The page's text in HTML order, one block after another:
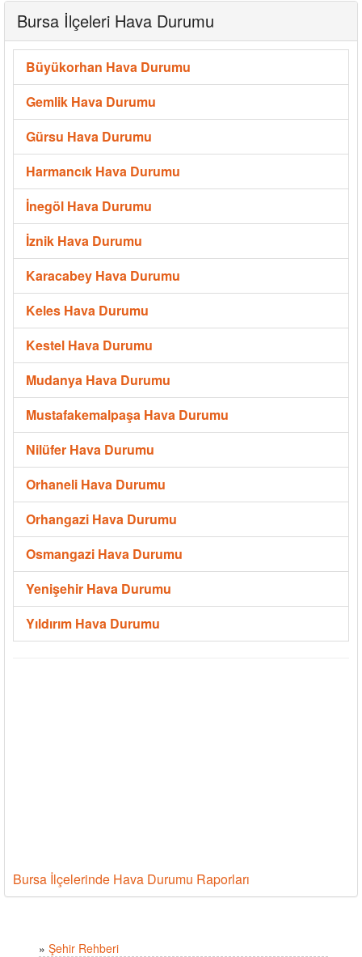
Bursa İlçeleri Hava Durumu
Büyükorhan Hava Durumu
Gemlik Hava Durumu
Gürsu Hava Durumu
Harmancık Hava Durumu
İnegöl Hava Durumu
İznik Hava Durumu
Karacabey Hava Durumu
Keles Hava Durumu
Kestel Hava Durumu
Mudanya Hava Durumu
Mustafakemalpaşa Hava Durumu
Nilüfer Hava Durumu
Orhaneli Hava Durumu
Orhangazi Hava Durumu
Osmangazi Hava Durumu
Yenişehir Hava Durumu
Yıldırım Hava Durumu
Bursa İlçelerinde Hava Durumu Raporları
» Şehir Rehberi